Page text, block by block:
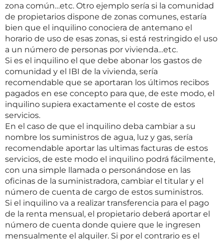
zona común…etc. Otro ejemplo sería si la comunidad
de propietarios dispone de zonas comunes, estaría
bien que el inquilino conociera de antemano el
horario de uso de esas zonas, si está restringido el uso
a un número de personas por vivienda…etc.
Si es el inquilino el que debe abonar los gastos de
comunidad y el IBI de la vivienda, sería
recomendable que se aportaran los últimos recibos
pagados en ese concepto para que, de este modo, el
inquilino supiera exactamente el coste de estos
servicios.
En el caso de que el inquilino deba cambiar a su
nombre los suministros de agua, luz y gas, sería
recomendable aportar las ultimas facturas de estos
servicios, de este modo el inquilino podrá fácilmente,
con una simple llamada o personándose en las
oficinas de la suministradora, cambiar el titular y el
número de cuenta de cargo de estos suministros.
Si el inquilino va a realizar transferencia para el pago
de la renta mensual, el propietario deberá aportar el
número de cuenta donde quiere que le ingresen
mensualmente el alquiler. Si por el contrario es el